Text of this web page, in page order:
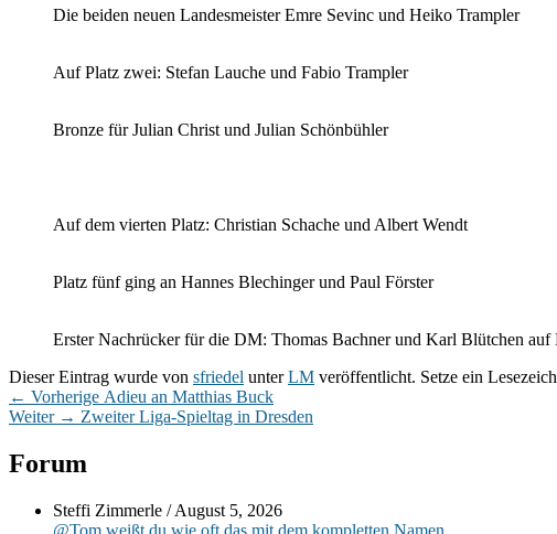
Die beiden neuen Landesmeister Emre Sevinc und Heiko Trampler
Auf Platz zwei: Stefan Lauche und Fabio Trampler
Bronze für Julian Christ und Julian Schönbühler
Auf dem vierten Platz: Christian Schache und Albert Wendt
Platz fünf ging an Hannes Blechinger und Paul Förster
Erster Nachrücker für die DM: Thomas Bachner und Karl Blütchen auf
Dieser Eintrag wurde von sfriedel unterLM veröffentlicht. Setze ein
Beitragsnavigation
← Vorherige Vorheriger
Beitrag:
Adieu an Matthias Buck
Weiter → Nächster
Zweiter Liga-Spieltag in Dresden
Primärer
Widgetbereich
Forum
Steffi Zimmerle /August 5, 2026
@Tom weißt du wie oft das mit dem kompletten Namen...